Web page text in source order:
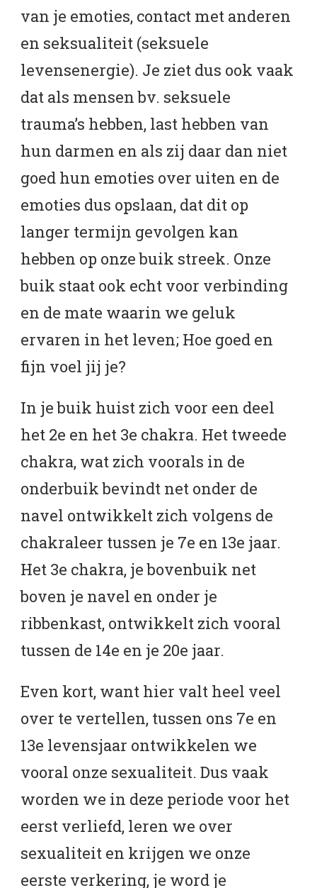
van je emoties, contact met anderen
en seksualiteit (seksuele
levensenergie). Je ziet dus ook vaak
dat als mensen bv. seksuele
trauma’s hebben, last hebben van
hun darmen en als zij daar dan niet
goed hun emoties over uiten en de
emoties dus opslaan, dat dit op
langer termijn gevolgen kan
hebben op onze buik streek. Onze
buik staat ook echt voor verbinding
en de mate waarin we geluk
ervaren in het leven; Hoe goed en
fijn voel jij je?
In je buik huist zich voor een deel
het 2e en het 3e chakra. Het tweede
chakra, wat zich voorals in de
onderbuik bevindt net onder de
navel ontwikkelt zich volgens de
chakraleer tussen je 7e en 13e jaar.
Het 3e chakra, je bovenbuik net
boven je navel en onder je
ribbenkast, ontwikkelt zich vooral
tussen de 14e en je 20e jaar.
Even kort, want hier valt heel veel
over te vertellen, tussen ons 7e en
13e levensjaar ontwikkelen we
vooral onze sexualiteit. Dus vaak
worden we in deze periode voor het
eerst verliefd, leren we over
sexualiteit en krijgen we onze
eerste verkering, je word je